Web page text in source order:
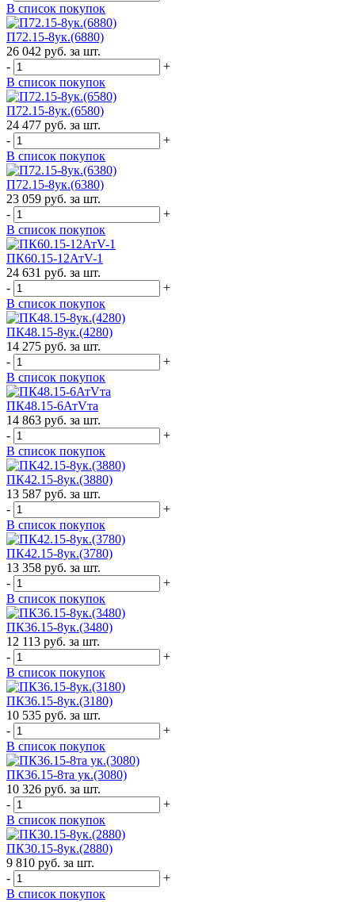
В список покупок
П72.15-8ук.(6880)
26 042 руб. за шт.
-
+
В список покупок
П72.15-8ук.(6580)
24 477 руб. за шт.
-
+
В список покупок
П72.15-8ук.(6380)
23 059 руб. за шт.
-
+
В список покупок
ПК60.15-12АтV-1
24 631 руб. за шт.
-
+
В список покупок
ПК48.15-8ук.(4280)
14 275 руб. за шт.
-
+
В список покупок
ПК48.15-6АтVта
14 863 руб. за шт.
-
+
В список покупок
ПК42.15-8ук.(3880)
13 587 руб. за шт.
-
+
В список покупок
ПК42.15-8ук.(3780)
13 358 руб. за шт.
-
+
В список покупок
ПК36.15-8ук.(3480)
12 113 руб. за шт.
-
+
В список покупок
ПК36.15-8ук.(3180)
10 535 руб. за шт.
-
+
В список покупок
ПК36.15-8та ук.(3080)
10 326 руб. за шт.
-
+
В список покупок
ПК30.15-8ук.(2880)
9 810 руб. за шт.
-
+
В список покупок